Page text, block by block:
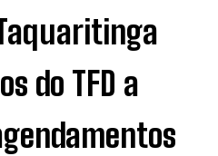
do TFD a